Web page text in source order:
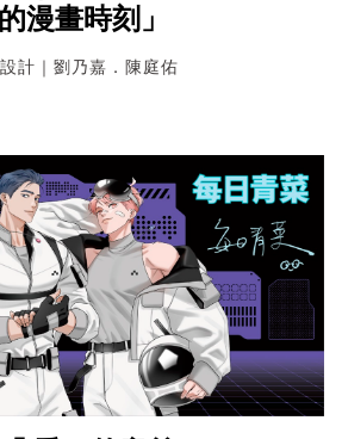
漫畫時刻」
計｜劉乃嘉．陳庭佑